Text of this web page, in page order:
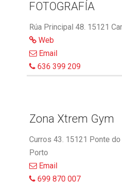
FOTOGRAFÍA
Rúa Principal 48. 15121
Web
Email
636 399 209
Zona Xtrem Gym
Curros 43. 15121 Ponte
Porto
Email
699 870 007